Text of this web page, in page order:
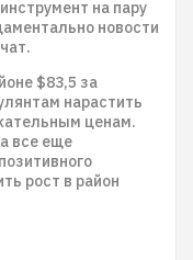
на пару
новости
$83,5 за
нарастить
ценам.
все еще
рост в район